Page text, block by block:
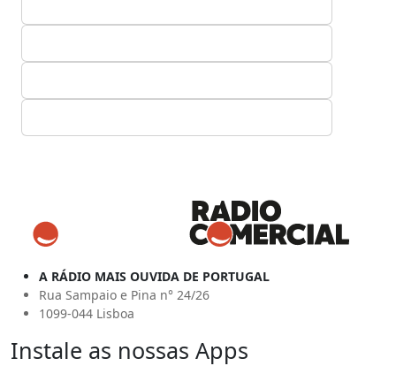
A RÁDIO MAIS OUVIDA DE PORTUGAL
Rua Sampaio e Pina n° 24/26
1099-044 Lisboa
Instale as nossas Apps